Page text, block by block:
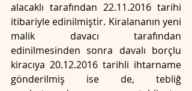
alacaklı tarafından 22.11.2016 tarihi
itibariyle edinilmiştir. Kiralananın yeni
malik davacı tarafından
edinilmesinden sonra davalı borçlu
kiracıya 20.12.2016 tarihli ihtarname
gönderilmiş ise de, tebliğ